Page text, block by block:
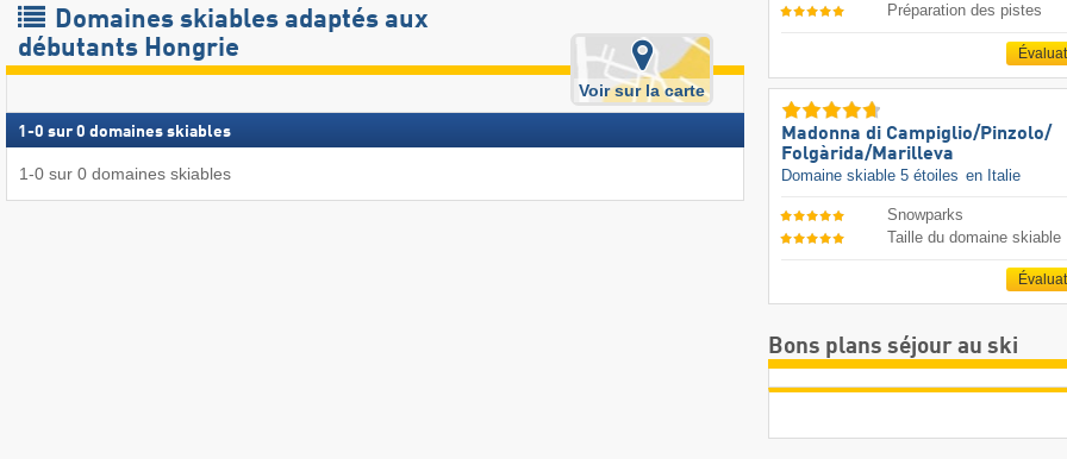
Domaines skiables adaptés aux
débutants Hongrie
Voir sur la carte
1 -0 sur0 domaines skiables
1-0 sur 0 domaines skiables
Préparation des pistes
Madonna di Campiglio/​Pinzolo/​
Folgàrida/​Marilleva
Domaine skiable 5 étoiles en Italie
Snowparks
Taille du domaine skiable
Bons plans séjour au ski